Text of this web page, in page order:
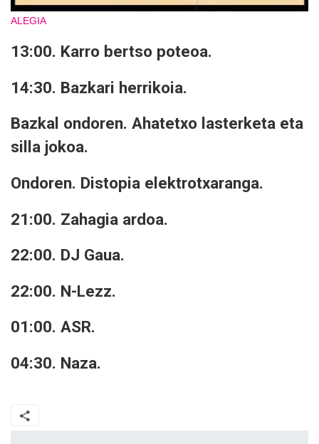
ALEGIA
13:00. Karro bertso poteoa.
14:30. Bazkari herrikoia.
Bazkal ondoren. Ahatetxo lasterketa eta
silla jokoa.
Ondoren. Distopia elektrotxaranga.
21:00. Zahagia ardoa.
22:00. DJ Gaua.
22:00. N-Lezz.
01:00. ASR.
04:30. Naza.